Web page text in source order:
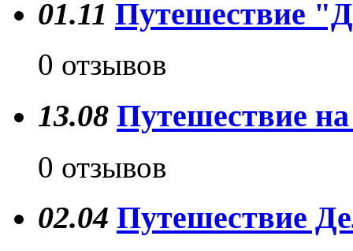
01.11 Путешествие
0 отзывов
13.08 Путешествие
0 отзывов
02.04 Путешествие